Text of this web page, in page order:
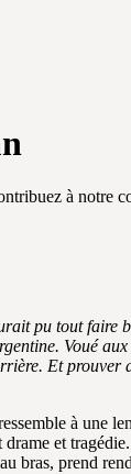
à notre
pu tout faire
Voué
Et prouver
à
et
bras, prend